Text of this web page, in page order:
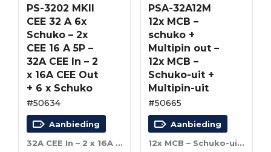
PS-3202 MKII
CEE 32 A 6x
Schuko – 2x
CEE 16 A 5P –
32A CEE In – 2
x 16A CEE Out
+ 6 x Schuko
#50634
Aanbieding
32A CEE In – 2 x 16A CEE Out + 6 x Schuko
PSA-32A12M
12x MCB –
schuko +
Multipin out –
12x MCB –
Schuko-uit +
Multipin-uit
#50665
Aanbieding
12x MCB – Schuko-uit + Multipin-uit